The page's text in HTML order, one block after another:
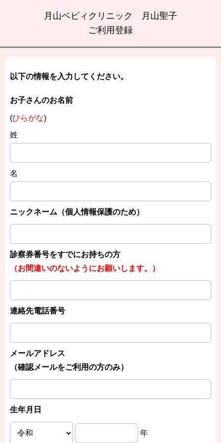
月山ベビィクリニック 月山聖子
ご利用登録
以下の情報を入力してください。
お子さんのお名前
(ひらがな)
姓
名
ニックネーム（個人情報保護のため）
診察券番号をすでにお持ちの方
（お間違いのないようにお願いします。）
連絡先電話番号
メールアドレス
（確認メールをご利用の方のみ）
生年月日
年